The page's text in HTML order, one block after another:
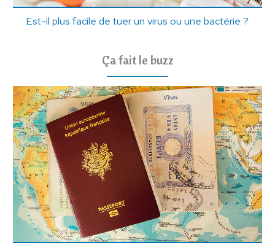
Est-il plus facile de tuer un virus ou une bactérie ?
Ça fait le buzz